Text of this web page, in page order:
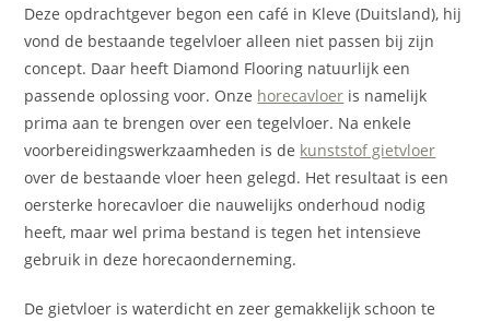
Deze opdrachtgever begon een café in Kleve (Duitsland), hij
vond de bestaande tegelvloer alleen niet passen bij zijn
concept. Daar heeft Diamond Flooring natuurlijk een
passende oplossing voor. Onze horecavloer is namelijk
prima aan te brengen over een tegelvloer. Na enkele
voorbereidingswerkzaamheden is de kunststof gietvloer
over de bestaande vloer heen gelegd. Het resultaat is een
oersterke horecavloer die nauwelijks onderhoud nodig
heeft, maar wel prima bestand is tegen het intensieve
gebruik in deze horecaonderneming.
De gietvloer is waterdicht en zeer gemakkelijk schoon te